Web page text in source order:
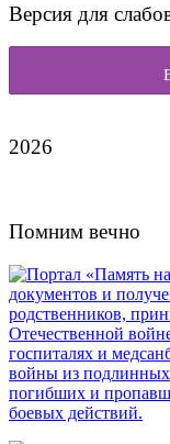
Версия для
2026
Помним вечно